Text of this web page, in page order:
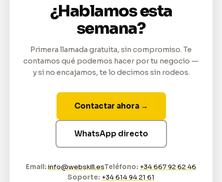
¿Hablamos esta
semana?
Primera llamada gratuita, sin compromiso. Te
contamos qué podemos hacer por tu negocio —
y si no encajamos, te lo decimos sin rodeos.
Contactar ahora →
WhatsApp directo
Email: info@webskill.esTeléfono: +34 667 92 62 46
Soporte: +34 614 94 21 61